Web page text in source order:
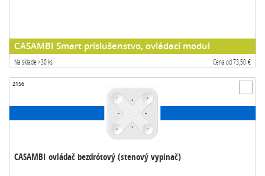
CASAMBI Smart príslušenstvo, ovládací modul
Na sklade >30 ks Cena od 73,50 €
2156
CASAMBI ovládač bezdrótový (stenový vypinač)